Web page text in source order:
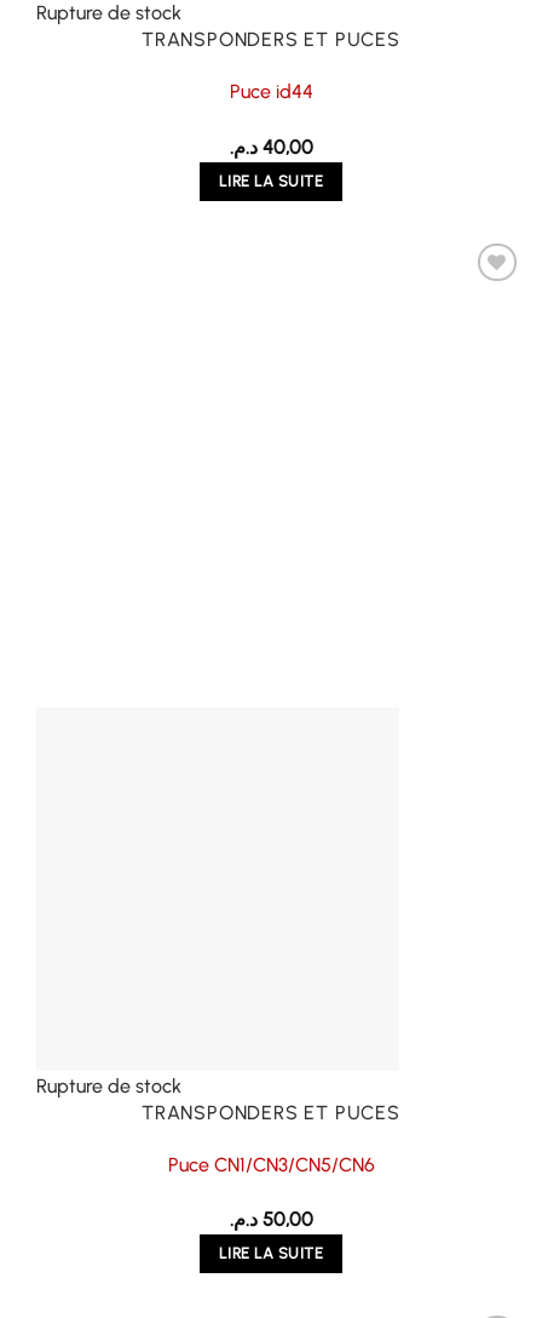
Rupture de stock
TRANSPONDERS ET PUCES
Puce id44
40,00 د.م.
LIRE LA SUITE
Rupture de stock
TRANSPONDERS ET PUCES
Puce CN1/CN3/CN5/CN6
50,00 د.م.
LIRE LA SUITE